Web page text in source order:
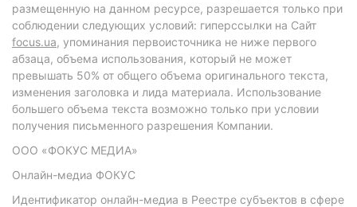
размещенную на данном ресурсе, разрешается только при
соблюдении следующих условий: гиперссылки на Сайт
focus.ua, упоминания первоисточника не ниже первого
абзаца, объема использования, который не может
превышать 50% от общего объема оригинального текста,
изменения заголовка и лида материала. Использование
большего объема текста возможно только при условии
получения письменного разрешения Компании.
ООО «ФОКУС МЕДИА»
Онлайн-медиа ФОКУС
Идентификатор онлайн-медиа в Реестре субъектов в сфере